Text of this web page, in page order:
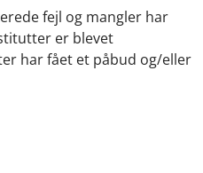
fejl og mangler har
er blevet
har fået et påbud og/eller